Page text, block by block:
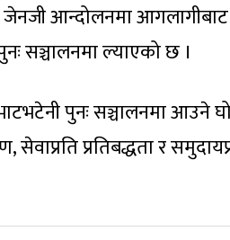
आन्दोलनमा
सञ्चालनमा ल्याएको छ ।
पुनः सञ्चालनमा आउने
प्रतिबद्धता र